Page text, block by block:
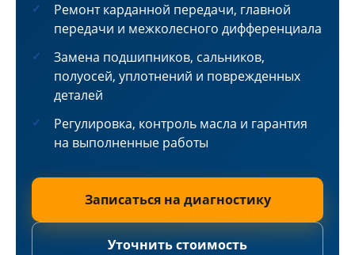
Ремонт карданной передачи, главной
передачи и межколесного дифференциала
Замена подшипников, сальников,
полуосей, уплотнений и поврежденных
деталей
Регулировка, контроль масла и гарантия
на выполненные работы
Записаться на диагностику
Уточнить стоимость